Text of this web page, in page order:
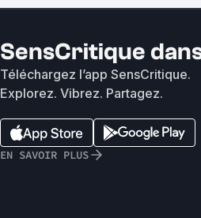
SensCritique
Téléchargez l’app SensCritique.
Explorez. Vibrez. Partagez.
EN SAVOIR PLUS